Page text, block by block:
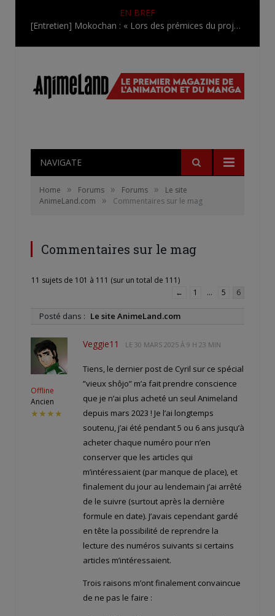
EN BREF
[Entretien] Mokochan : « Lors des prémices du projet, il était déjà demandé de suivre au mieux le manga originel.»
NAVIGATE
Home » Forums » Forums »
Le site
AnimeLand.com
» Commentaires sur le mag
Commentaires sur le mag
11 sujets de 101 à 111 (sur un total de 111)
←
1 … 5 6
Posté dans : Le site AnimeLand.com
Offline
Ancien
★★★★
Veggie11 LE 30 MARS 2025 À 9 H 23 MIN
Tiens, le dernier post de Cyril sur ce spécial
”vieux shôjo” m’a fait prendre conscience
que je n’ai plus acheté un seul Animeland
depuis mars 2023 ! Je l’ai longtemps
soutenu, j’ai été pendant 5 ou 6 ans jusqu’à
acheter chaque numéro pour n’en
conserver que les articles qui
m’intéressaient (par manque de place), et
finalement du jour au lendemain j’ai arrêté
de le suivre (surtout après la dernière
formule en date). J’avais cependant gardé
en tête la possibilité de reprendre la
lecture des numéros suivants si certains
articles m’intéressaient.
Trois raisons m’ont finalement convaincue
de ne pas le faire :